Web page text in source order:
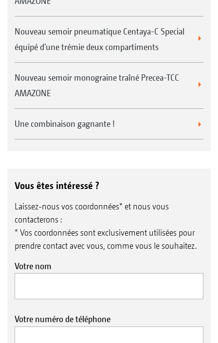
Nouveau semoir pneumatique Centaya-C Special
équipé d’une trémie deux compartiments
Nouveau semoir monograine traîné Precea-TCC
AMAZONE
Une combinaison gagnante !
Vous êtes intéressé ?
Laissez-nous vos coordonnées* et nous vous
contacterons :
* Vos coordonnées sont exclusivement utilisées pour
prendre contact avec vous, comme vous le souhaitez.
Votre nom
Votre numéro de téléphone